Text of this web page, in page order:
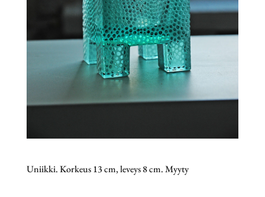
Uniikki. Korkeus 13 cm, leveys 8 cm. Myyty